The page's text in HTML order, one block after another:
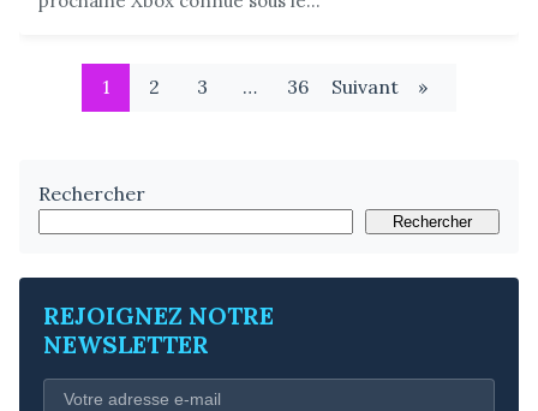
1 2 3 … 36 Suivant »
Rechercher
Rechercher
REJOIGNEZ NOTRE
NEWSLETTER